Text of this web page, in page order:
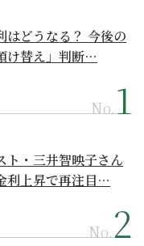
はどうなる？ 今後の
け替え」判断…
No.
ト・三井智映子さん
利上昇で再注目…
No.